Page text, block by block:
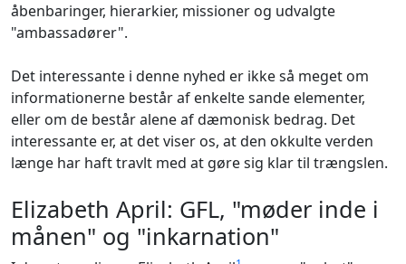
åbenbaringer, hierarkier, missioner og udvalgte
"ambassadører".
Det interessante i denne nyhed er ikke så meget om
informationerne består af enkelte sande elementer,
eller om de består alene af dæmonisk bedrag. Det
interessante er, at det viser os, at den okkulte verden
længe har haft travlt med at gøre sig klar til trængslen.
Elizabeth April: GFL, "møder inde i
månen" og "inkarnation"